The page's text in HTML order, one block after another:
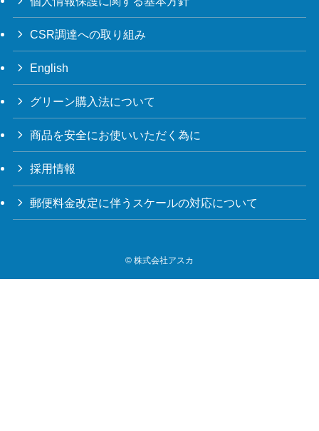
CSR調達への取り組み
English
グリーン購入法について
商品を安全にお使いいただく為に
採用情報
郵便料金改定に伴うスケールの対応について
© 株式会社アスカ